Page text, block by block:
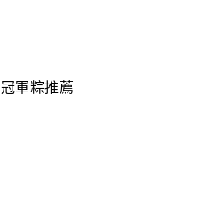
冠軍粽推薦